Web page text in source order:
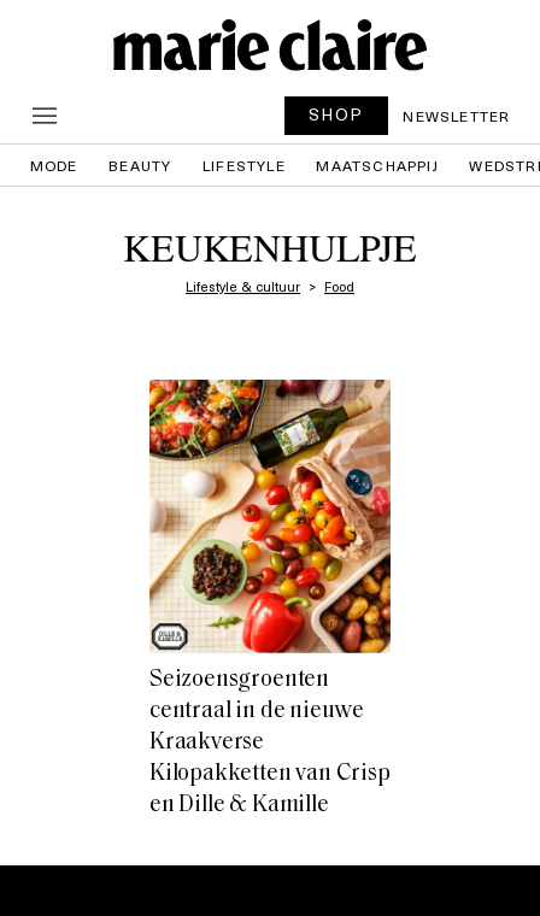
SHOP NEWSLETTER
MODE BEAUTY LIFESTYLE MAATSCHAPPIJ
KEUKENHULPJE
Lifestyle & cultuur Food
Seizoensgroenten
centraal in de nieuwe
Kraakverse
Kilopakketten van Crisp
en Dille & Kamille